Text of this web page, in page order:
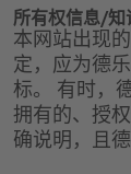
所有权信息/知
本网站出现
定，应为德
标。 有时，
拥有的、授
确说明，且